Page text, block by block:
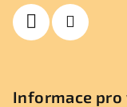
Informace pro